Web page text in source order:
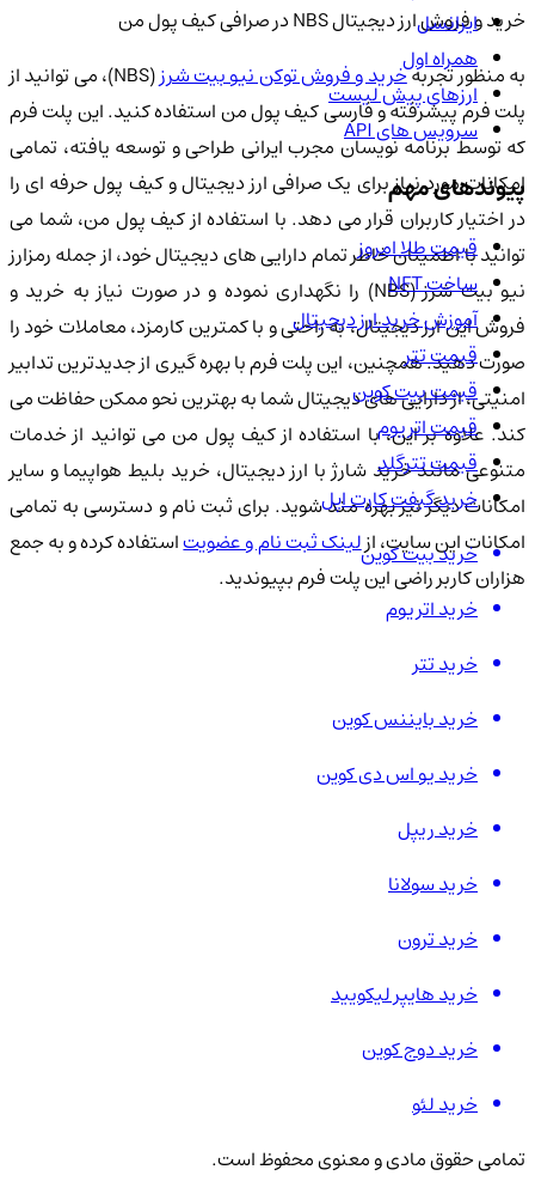
خرید و فروش ارز دیجیتال NBS در صرافی کیف پول من
به منظور تجربهخرید و فروش توکن نیو بیت شرز
(NBS)، می توانید از
پلت فرم پیشرفته و فارسی کیف پول من استفاده کنید. این پلت فرم
که توسط برنامه نویسان مجرب ایرانی طراحی و توسعه یافته، تمامی
امکانات مورد نیاز برای یک صرافی ارز دیجیتال و کیف پول حرفه ای را
در اختیار کاربران قرار می دهد. با استفاده از کیف پول من، شما می
توانید با اطمینان خاطر تمام دارایی های دیجیتال خود، از جمله رمزارز
نیو بیت شرز (NBS) را نگهداری نموده و در صورت نیاز به خرید و
فروش این ارز دیجیتال، به راحتی و با کمترین کارمزد، معاملات خود را
صورت دهید. همچنین، این پلت فرم با بهره گیری از جدیدترین تدابیر
امنیتی، از دارایی های دیجیتال شما به بهترین نحو ممکن حفاظت می
کند. علاوه بر این، با استفاده از کیف پول من می توانید از خدمات
متنوعی مانند خرید شارژ با ارز دیجیتال، خرید بلیط هواپیما و سایر
امکانات دیگر نیز بهره مند شوید. برای ثبت نام و دسترسی به تمامی
امکانات این سایت، ازلینک ثبت نام و عضویتاستفاده کرده و به جمع
هزاران کاربر راضی این پلت فرم بپیوندید.
ایرانسل
همراه اول
ارزهای پیش لیست
سرویس های API
پیوندهای مهم
قیمت طلا امروز
ساخت NFT
آموزش خرید ارز دیجیتال
قیمت تتر
قیمت بیت کوین
قیمت اتریوم
قیمت تترگلد
خرید گیفت کارت اپل
خرید بیت کوین
خرید اتریوم
خرید تتر
خرید بایننس کوین
خرید یو اس دی کوین
خرید ریپل
خرید سولانا
خرید ترون
خرید هایپر لیکویید
خرید دوج کوین
خرید لئو
تمامی حقوق مادی و معنوی محفوظ است.